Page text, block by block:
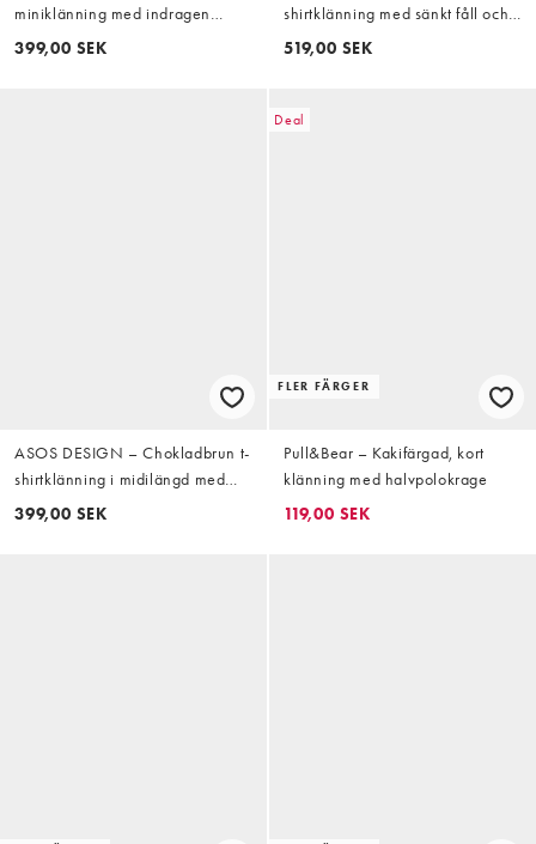
miniklänning med indragen
midja och spetsdetalj
399,00 SEK
shirtklänning med sänkt fåll och
dekorativ söm
519,00 SEK
ASOS DESIGN – Chokladbrun t-
shirtklänning i midilängd med
kantrand
399,00 SEK
Deal
FLER FÄRGER
Pull&Bear – Kakifärgad, kort
klänning med halvpolokrage
119,00 SEK